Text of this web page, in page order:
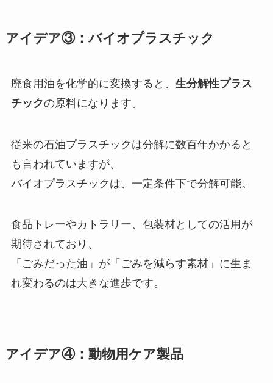
アイデア③：バイオプラスチック
廃食用油を化学的に変換すると、 生分解性プラス
チックの原料になります。
従来の石油プラスチックは分解に数百年かかると
も言われていますが、
バイオプラスチックは、一定条件下で分解可能。
食品トレーやカトラリー、包装材としての活用が
期待されており、
「ごみだった油」が「ごみを減らす素材」に生ま
れ変わるのは大きな進歩です。
アイデア④：動物用ケア製品